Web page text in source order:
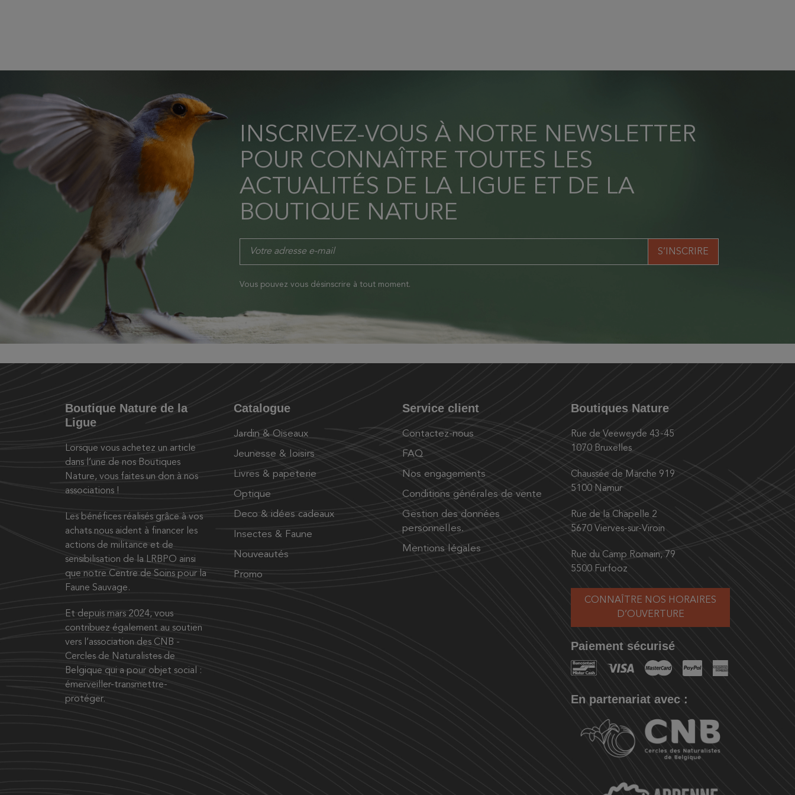
INSCRIVEZ-VOUS À NOTRE NEWSLETTER
POUR CONNAÎTRE TOUTES LES
ACTUALITÉS DE LA LIGUE ET DE LA
BOUTIQUE NATURE
Vous pouvez vous désinscrire à tout moment.
Boutique Nature de la
Ligue
Lorsque vous achetez un article
dans l’une de nos Boutiques
Nature, vous faites un don à nos
associations !
Les bénéfices réalisés grâce à vos
achats nous aident à financer les
actions de militance et de
sensibilisation de la LRBPO ainsi
que notre Centre de Soins pour la
Faune Sauvage.
Et depuis mars 2024, vous
contribuez également au soutien
vers l’association des CNB -
Cercles de Naturalistes de
Belgique qui a pour objet social :
émerveiller-transmettre-
protéger.
Catalogue
Jardin & Oiseaux
Jeunesse & loisirs
Livres & papeterie
Optique
Deco & idées cadeaux
Insectes & Faune
Nouveautés
Promo
Service client
Contactez-nous
FAQ
Nos engagements
Conditions générales de vente
Gestion des données
personnelles.
Mentions légales
Boutiques Nature
Rue de Veeweyde 43-45
1070 Bruxelles
Chaussée de Marche 919
5100 Namur
Rue de la Chapelle 2
5670 Vierves-sur-Viroin
Rue du Camp Romain, 79
5500 Furfooz
CONNAÎTRE NOS HORAIRES
D’OUVERTURE
Paiement sécurisé
En partenariat avec :